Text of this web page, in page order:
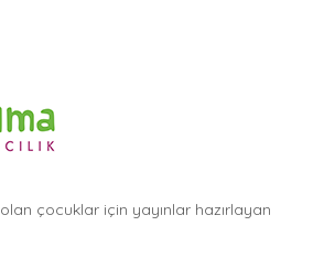
çocuklar için yayınlar hazırlayan